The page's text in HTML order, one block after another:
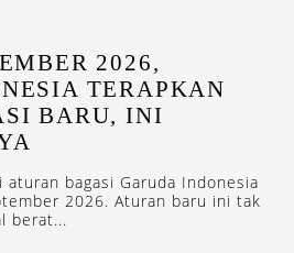
2026,
TERAPKAN
BARU, INI
aturan bagasi Garuda Indonesia
2026. Aturan baru ini tak
berat...